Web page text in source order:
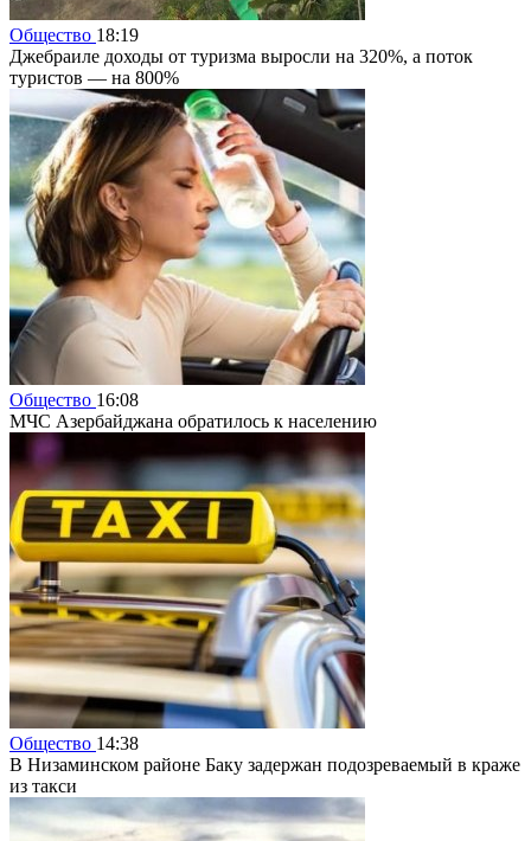
Общество 18:19
Джебраиле доходы от туризма выросли на 320%, а поток
туристов — на 800%
Общество 16:08
МЧС Азербайджана обратилось к населению
Общество 14:38
В Низаминском районе Баку задержан подозреваемый в краже
из такси